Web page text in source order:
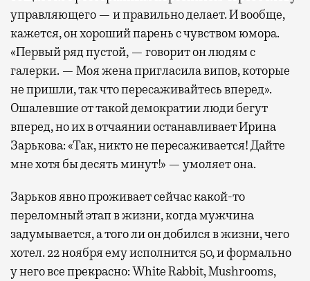
управляющего — и правильно делает. И вообще,
кажется, он хороший парень с чувством юмора.
«Первый ряд пустой, — говорит он людям с
галерки. — Моя жена пригласила випов, которые
не пришли, так что пересаживайтесь вперед».
Ошалевшие от такой демократии люди бегут
вперед, но их в отчаянии останавливает Ирина
Зарькова: «Так, никто не пересаживается! Дайте
мне хотя бы десять минут!» — умоляет она.
Зарьков явно проживает сейчас какой-то
переломный этап в жизни, когда мужчина
задумывается, а того ли он добился в жизни, чего
хотел. 22 ноября ему исполнится 50, и формально
у него все прекрасно: White Rabbit, Mushrooms,